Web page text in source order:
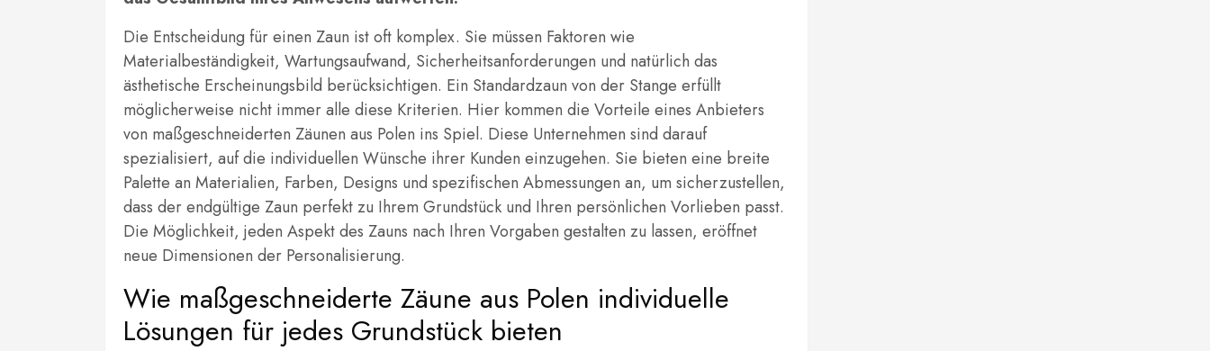
Die Entscheidung für einen Zaun ist oft komplex. Sie müssen Faktoren wie
Materialbeständigkeit, Wartungsaufwand, Sicherheitsanforderungen und natürlich das
ästhetische Erscheinungsbild berücksichtigen. Ein Standardzaun von der Stange erfüllt
möglicherweise nicht immer alle diese Kriterien. Hier kommen die Vorteile eines Anbieters
von maßgeschneiderten Zäunen aus Polen ins Spiel. Diese Unternehmen sind darauf
spezialisiert, auf die individuellen Wünsche ihrer Kunden einzugehen. Sie bieten eine breite
Palette an Materialien, Farben, Designs und spezifischen Abmessungen an, um sicherzustellen,
dass der endgültige Zaun perfekt zu Ihrem Grundstück und Ihren persönlichen Vorlieben passt.
Die Möglichkeit, jeden Aspekt des Zauns nach Ihren Vorgaben gestalten zu lassen, eröffnet
neue Dimensionen der Personalisierung.
Wie maßgeschneiderte Zäune aus Polen individuelle
Lösungen für jedes Grundstück bieten